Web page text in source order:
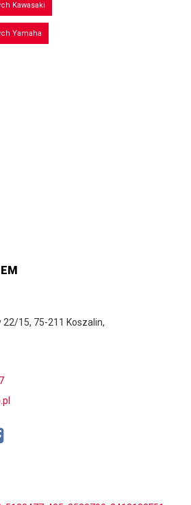
Kawasaki
Yamaha
15, 75-211 Koszalin,